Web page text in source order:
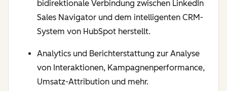
bidirektionale Verbindung zwischen LinkedIn
Sales Navigator und dem intelligenten CRM-
System von HubSpot herstellt.
Analytics und Berichterstattung zur Analyse
von Interaktionen, Kampagnenperformance,
Umsatz-Attribution und mehr.